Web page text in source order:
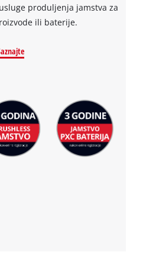
produljenja jamstva za
ili baterije.